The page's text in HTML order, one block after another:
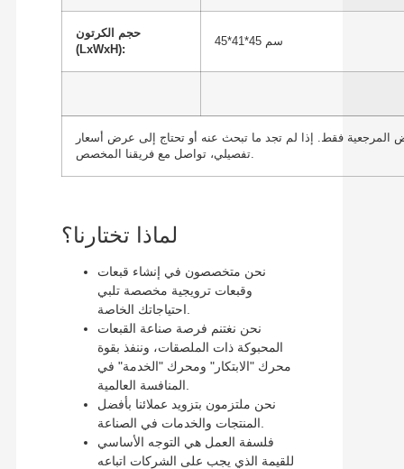
حجم الكرتون
(LxWxH):
45*41*45 سم
المرجعية فقط. إذا لم تجد ما تبحث عنه أو تحتاج إلى عرض أسعار
تفصيلي، تواصل مع فريقنا المخصص.
لماذا تختارنا؟
نحن متخصصون في إنشاء قبعات
وقبعات ترويجية مخصصة تلبي
نحن نغتنم فرصة صناعة القبعات
المحبوكة ذات الملصقات، وننفذ بقوة
محرك "الابتكار" ومحرك "الخدمة" في
نحن ملتزمون بتزويد عملائنا بأفضل
فلسفة العمل هي التوجه الأساسي
للقيمة الذي يجب على الشركات اتباعه